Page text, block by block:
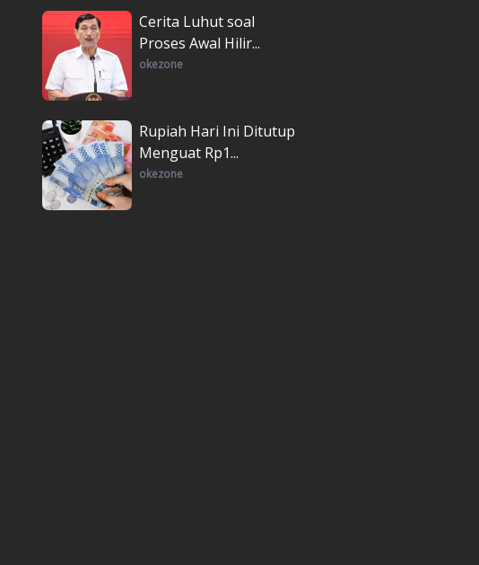
Cerita Luhut soal
Proses Awal Hilir...
okezone
Rupiah Hari Ini Ditutup
Menguat Rp1...
okezone